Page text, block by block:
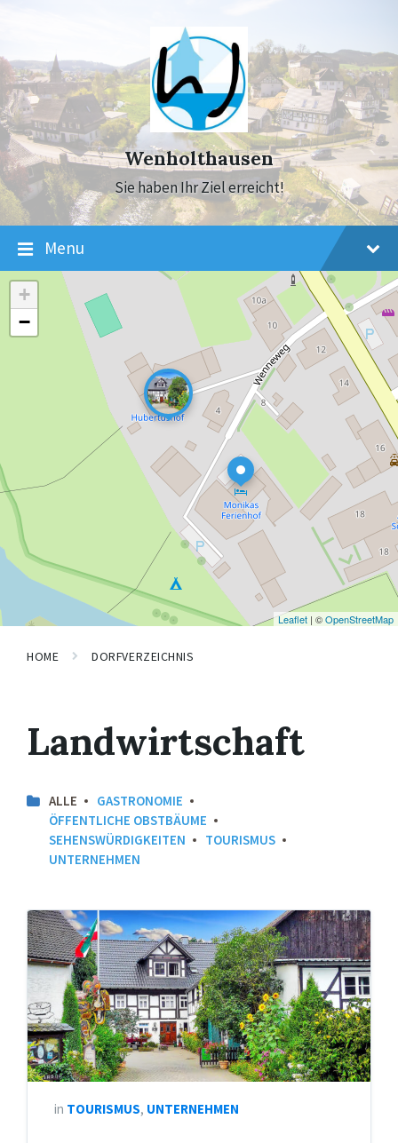
navigation
Wenholthausen
Sie haben Ihr Ziel erreicht!
Menu
+
−
Leaflet | ©OpenStreetMap
HOME DORFVERZEICHNIS
Landwirtschaft
ALLE
GASTRONOMIE
ÖFFENTLICHE OBSTBÄUME
SEHENSWÜRDIGKEITEN
TOURISMUS
UNTERNEHMEN
in TOURISMUS, UNTERNEHMEN